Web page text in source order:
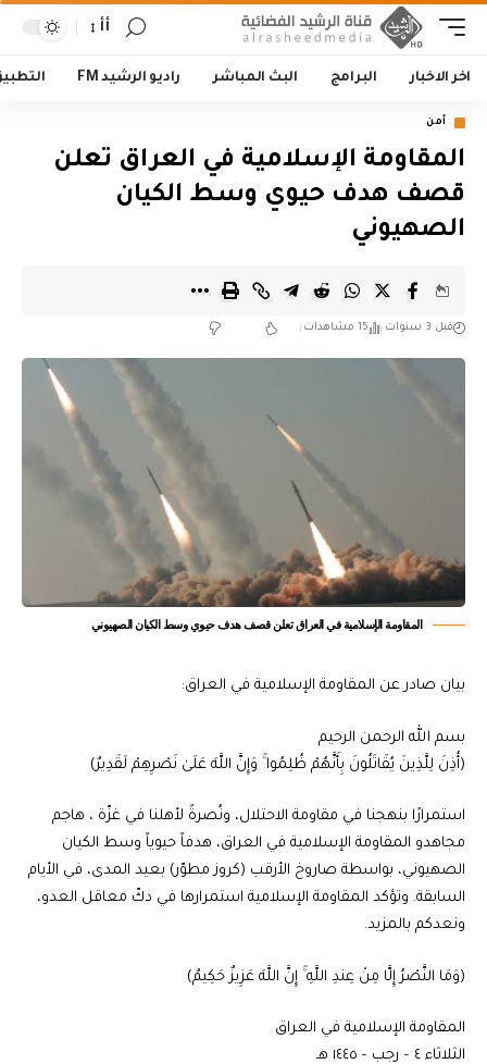
أأ
اخر الاخبار البرامج البث المباشر راديو الرشيد FM
أمن
المقاومة الإسلامية في العراق تعلن
قصف هدف حيوي وسط الكيان
الصهيوني
قبل 3 سنوات 15 مشاهدات
المقاومة الإسلامية في العراق تعلن قصف هدف حيوي وسط الكيان الصهيوني
بيان صادر عن المقاومة الإسلامية في العراق:
بسم الله الرحمن الرحيم
(أُذِنَ لِلَّذِينَ يُقَاتَلُونَ بِأَنَّهُمْ ظُلِمُوا ۚ وَإِنَّ اللَّهَ عَلَىٰ نَصْرِهِمْ لَقَدِيرٌ)
استمرارًا بنهجنا في مقاومة الاحتلال، ونُصرةً لأهلنا في غزّة ، هاجم
مجاهدو المقاومة الإسلامية في العراق، هدفاً حيوياً وسط الكيان
الصهيوني، بواسطة صاروخ الأرقب (كروز مطوّر) بعيد المدى، في الأيام
السابقة. وتؤكد المقاومة الإسلامية استمرارها في دكّ معاقل العدو،
ونعدكم بالمزيد.
(وَمَا النَّصْرُ إِلَّا مِنْ عِندِ اللَّهِ ۚ إِنَّ اللَّهَ عَزِيزٌ حَكِيمٌ)
المقاومة الإسلامية في العراق
الثلاثاء ٤ – رجب – ١٤٤٥ هـ